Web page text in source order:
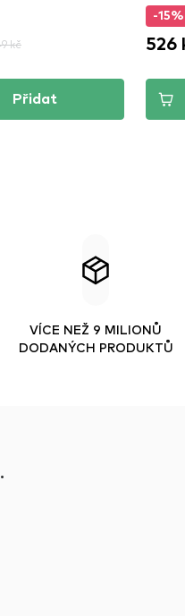
kč
Přidat
-15%
526
VÍCE NEŽ 9 MILIONŮ
DODANÝCH PRODUKTŮ